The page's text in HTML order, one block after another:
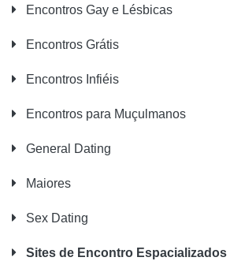
Encontros Gay e Lésbicas
Encontros Grátis
Encontros Infiéis
Encontros para Muçulmanos
General Dating
Maiores
Sex Dating
Sites de Encontro Espacializados